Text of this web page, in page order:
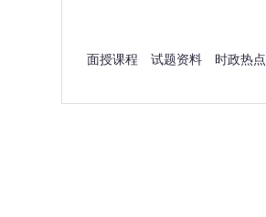
面授课程 试题资料 时政热点